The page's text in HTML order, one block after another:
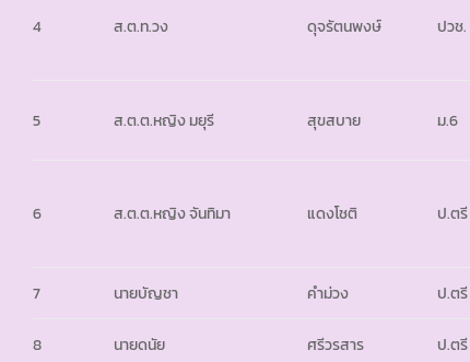
4 ส.ต.ท.วง ดุจรัตนพงษ์ ปวช.
5 ส.ต.ต.หญิง มยุรี สุขสบาย ม.6
6 ส.ต.ต.หญิง จันทิมา แดงโชติ ป.ตรี
7 นายบัญชา คำม่วง ป.ตรี
8 นายดนัย ศรีวรสาร ป.ตรี